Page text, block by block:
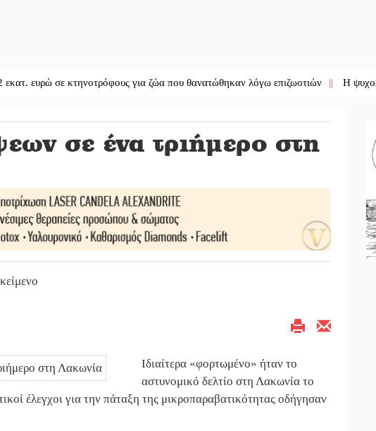
σε κτηνοτρόφους για ζώα που θανατώθηκαν λόγω επιζωοτιών || Η ψυχολογία της
σε ένα τριήμερο στη
Ιδιαίτερα «φορτωμένο» ήταν το
αστυνομικό δελτίο στη Λακωνία το
έλεγχοι για την πάταξη της μικροπαραβατικότητας οδήγησαν